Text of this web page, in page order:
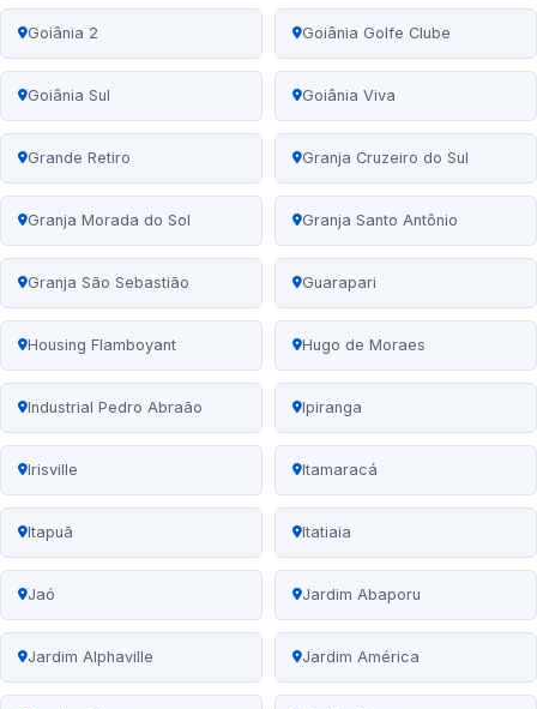
Goiânia 2 Goiânia Golfe Clube
Goiânia Sul Goiânia Viva
Grande Retiro Granja Cruzeiro do Sul
Granja Morada do Sol Granja Santo Antônio
Granja São Sebastião Guarapari
Housing Flamboyant Hugo de Moraes
Industrial Pedro Abraão Ipiranga
Irisville Itamaracá
Itapuã Itatiaia
Jaó Jardim Abaporu
Jardim Alphaville Jardim América